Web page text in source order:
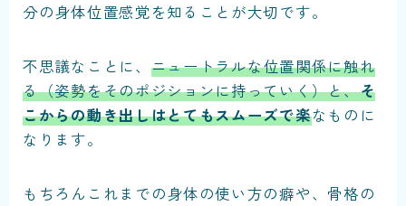
分の身体位置感覚を知ることが大切です。
不思議なことに、 ニュートラルな位置関係に触れ
る（姿勢をそのポジションに持っていく）と、そ
こからの動き出しはとてもスムーズで楽なものに
なります。
もちろんこれまでの身体の使い方の癖や、骨格の